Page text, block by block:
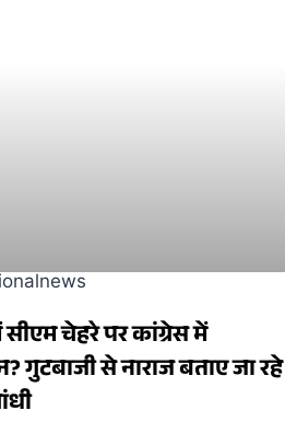
चेहरे पर कांग्रेस में
गुटबाजी से नाराज बताए जा रहे